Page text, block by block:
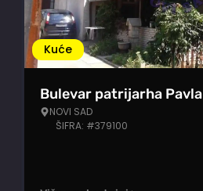
Kuće
Bulevar patrijarha Pavla
NOVI SAD
ŠIFRA: #379100